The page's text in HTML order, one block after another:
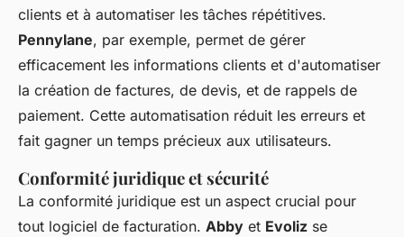
clients et à automatiser les tâches répétitives.
Pennylane, par exemple, permet de gérer
efficacement les informations clients et d'automatiser
la création de factures, de devis, et de rappels de
paiement. Cette automatisation réduit les erreurs et
fait gagner un temps précieux aux utilisateurs.
Conformité juridique et sécurité
La conformité juridique est un aspect crucial pour
tout logiciel de facturation. Abby et Evoliz se